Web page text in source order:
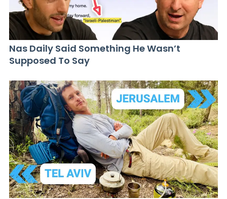
Nas Daily Said Something He Wasn’t
Supposed To Say